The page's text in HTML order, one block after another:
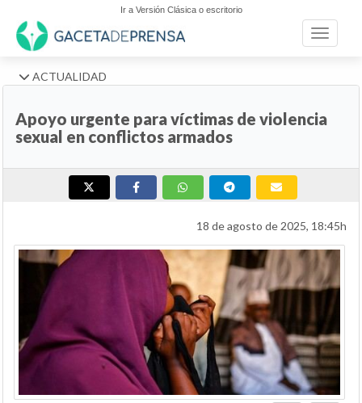
Ir a Versión Clásica o escritorio
Toggle
ACTUALIDAD
Apoyo urgente para víctimas de violencia
sexual en conflictos armados
18 de agosto de 2025, 18:45h